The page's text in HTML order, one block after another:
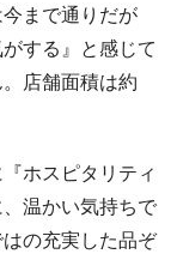
まで通りだが
する』と感じて
店舗面積は約
ホスピタリティ
温かい気持ちで
の充実した品ぞ